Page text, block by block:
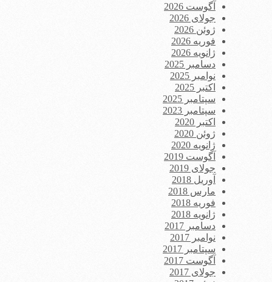
آگوست 2026
جولای 2026
ژوئن 2026
فوریه 2026
ژانویه 2026
دسامبر 2025
نوامبر 2025
اکتبر 2025
سپتامبر 2025
سپتامبر 2023
اکتبر 2020
ژوئن 2020
ژانویه 2020
آگوست 2019
جولای 2019
آوریل 2018
مارس 2018
فوریه 2018
ژانویه 2018
دسامبر 2017
نوامبر 2017
سپتامبر 2017
آگوست 2017
جولای 2017